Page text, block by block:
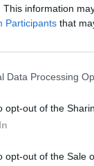
This information
Participants that
Data Processing
opt-out of the
opt-out of the Sale
ir
Dronai
Žinios